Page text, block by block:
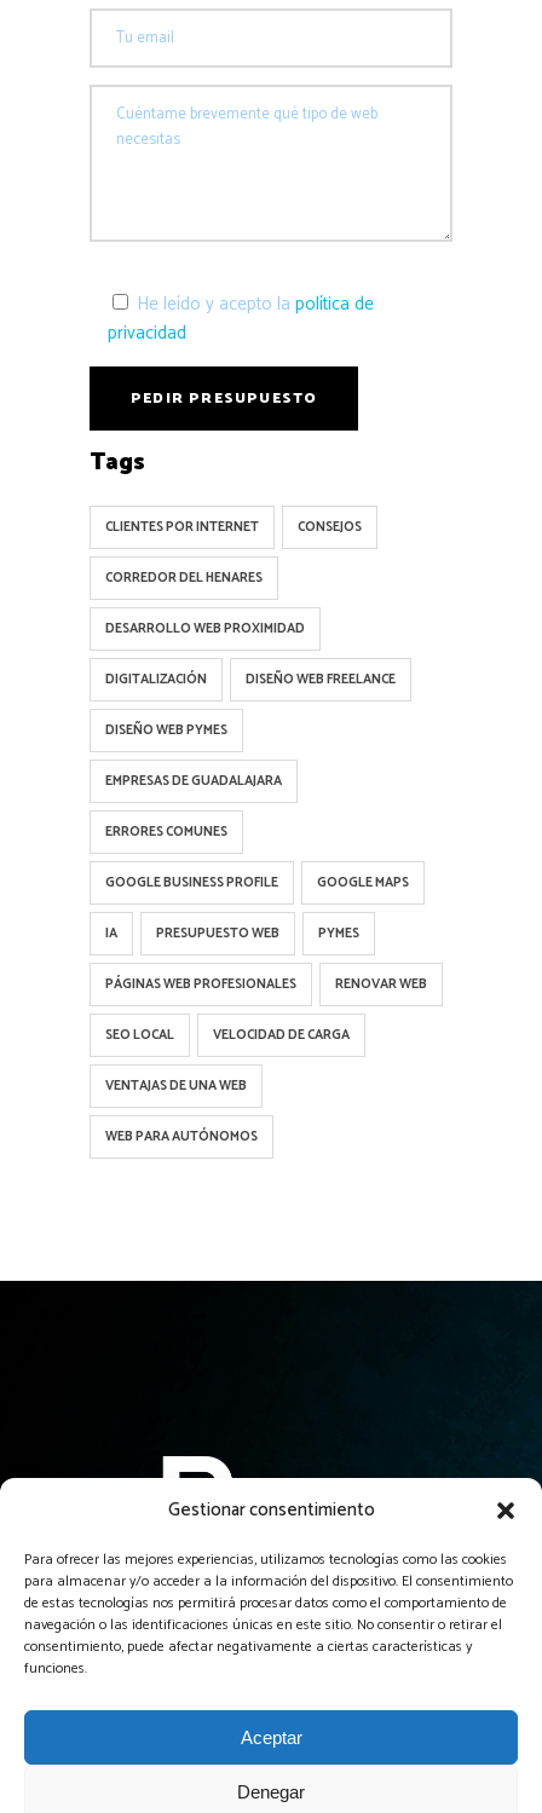
Gestionar consentimiento
Para ofrecer las mejores experiencias, utilizamos tecnologías como las cookies
para almacenar y/o acceder a la información del dispositivo. El consentimiento
de estas tecnologías nos permitirá procesar datos como el comportamiento de
navegación o las identificaciones únicas en este sitio. No consentir o retirar el
consentimiento, puede afectar negativamente a ciertas características y
funciones.
Aceptar
Denegar
He leído y acepto la política de
privacidad
Tags
CLIENTES POR INTERNET CONSEJOS
CORREDOR DEL HENARES
DESARROLLO WEB PROXIMIDAD
DIGITALIZACIÓN DISEÑO WEB FREELANCE
DISEÑO WEB PYMES
EMPRESAS DE GUADALAJARA
ERRORES COMUNES
GOOGLE BUSINESS PROFILE GOOGLE MAPS
IA PRESUPUESTO WEB PYMES
PÁGINAS WEB PROFESIONALES RENOVAR WEB
SEO LOCAL VELOCIDAD DE CARGA
VENTAJAS DE UNA WEB
WEB PARA AUTÓNOMOS
El servicio profesional de creación de páginas web más
asequible y garantizado de Guadalajara y alrededores.